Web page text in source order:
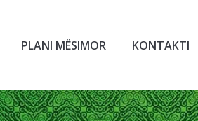
PLANI MËSIMOR KONTAKTI